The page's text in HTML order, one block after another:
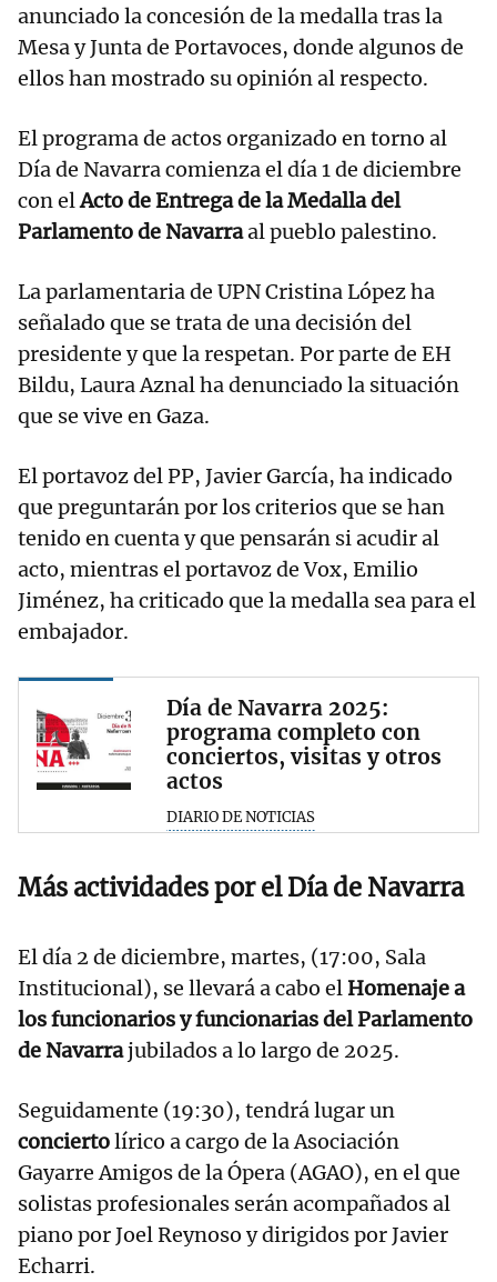
anunciado la concesión de la medalla tras la
Mesa y Junta de Portavoces, donde algunos de
ellos han mostrado su opinión al respecto.
El programa de actos organizado en torno al
Día de Navarra comienza el día 1 de diciembre
con elActo de Entrega de la Medalla del
Parlamento de Navarraal pueblo palestino.
La parlamentaria de UPN Cristina López ha
señalado que se trata de una decisión del
presidente y que la respetan. Por parte de EH
Bildu, Laura Aznal ha denunciado la situación
que se vive en Gaza.
El portavoz del PP, Javier García, ha indicado
que preguntarán por los criterios que se han
tenido en cuenta y que pensarán si acudir al
acto, mientras el portavoz de Vox, Emilio
Jiménez, ha criticado que la medalla sea para el
embajador.
Día de Navarra 2025:
programa completo con
conciertos, visitas y otros
actos
DIARIO DE NOTICIAS
Más actividades por el Día de Navarra
El día 2 de diciembre, martes, (17:00, Sala
Institucional), se llevará a cabo el Homenaje a
los funcionarios y funcionarias del Parlamento
de Navarrajubilados a lo largo de 2025.
Seguidamente (19:30), tendrá lugar un
conciertolírico a cargo de la Asociación
Gayarre Amigos de la Ópera (AGAO), en el que
solistas profesionales serán acompañados al
piano por Joel Reynoso y dirigidos por Javier
Echarri.